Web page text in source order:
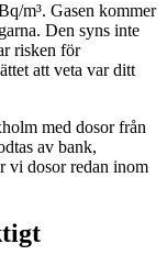
m³. Gasen kommer
Den syns inte
risken för
att veta var ditt
med dosor från
av bank,
vi dosor redan inom